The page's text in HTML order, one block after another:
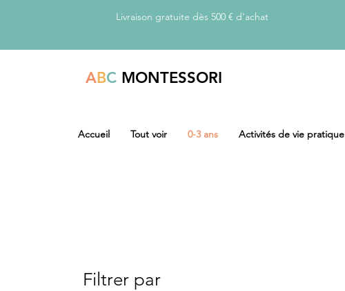
Livraison gratuite dès 500 € d’achat
ABC MONTESSORI
Accueil Tout voir 0-3 ans Activités de vie pratique
Filtrer par